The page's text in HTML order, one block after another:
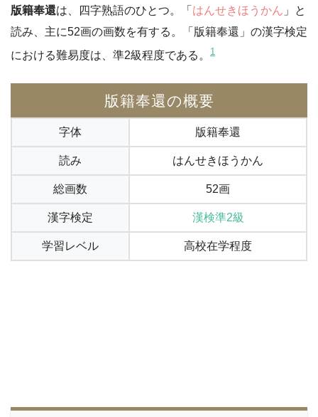
版籍奉還は、四字熟語のひとつ。「 はんせきほうかん 」と
読み、主に52画の画数を有する。「版籍奉還」の漢字検定
における難易度は、準2級程度である。
1
版籍奉還の概要
字体 版籍奉還
読み はんせきほうかん
総画数 52画
漢字検定 漢検準2級
学習レベル 高校在学程度